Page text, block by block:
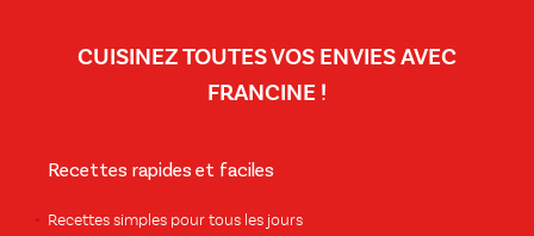
CUISINEZ TOUTES VOS ENVIES AVEC
FRANCINE !
Recettes rapides et faciles
Recettes simples pour tous les jours